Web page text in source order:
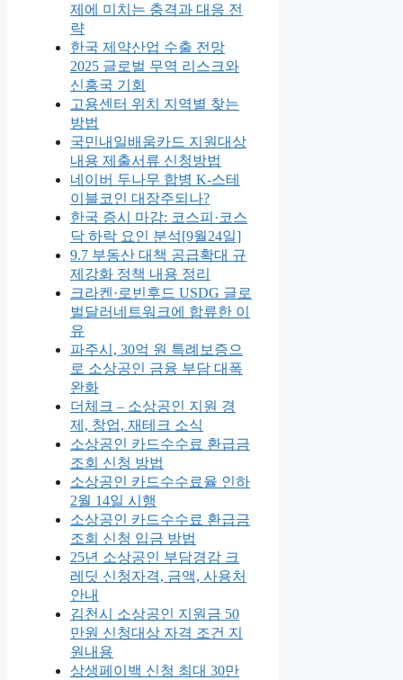
제에 미치는 충격과 대응 전
략
한국 제약산업 수출 전망
2025 글로벌 무역 리스크와
신흥국 기회
고용센터 위치 지역별 찾는
방법
국민내일배움카드 지원대상
내용 제출서류 신청방법
네이버 두나무 합병 K-스테
이블코인 대장주되나?
한국 증시 마감: 코스피·코스
닥 하락 요인 분석[9월24일]
9.7 부동산 대책 공급확대 규
제강화 정책 내용 정리
크라켄·로빈후드 USDG 글로
벌달러네트워크에 합류한 이
유
파주시, 30억 원 특례보증으
로 소상공인 금융 부담 대폭
완화
더체크 – 소상공인 지원 경
제, 창업, 재테크 소식
소상공인 카드수수료 환급금
조회 신청 방법
소상공인 카드수수료율 인하
2월 14일 시행
소상공인 카드수수료 환급금
조회 신청 입금 방법
25년 소상공인 부담경감 크
레딧 신청자격, 금액, 사용처
안내
김천시 소상공인 지원금 50
만원 신청대상 자격 조건 지
원내용
상생페이백 신청 최대 30만